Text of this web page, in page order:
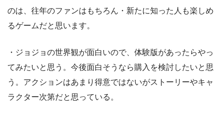
のは、往年のファンはもちろん・新たに知った人も楽しめ
るゲームだと思います。
・ジョジョの世界観が面白いので、体験版があったらやっ
てみたいと思う。今後面白そうなら購入を検討したいと思
う。アクションはあまり得意ではないがストーリーやキャ
ラクター次第だと思っている。